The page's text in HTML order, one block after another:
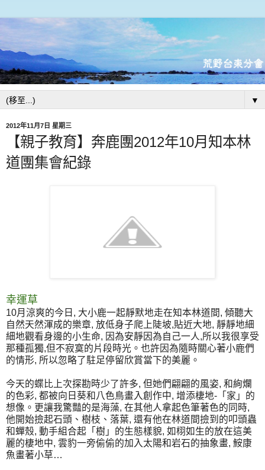
▼
2012年11月7日 星期三
【親子教育】奔鹿團2012年10月知本林
道團集會紀錄
幸運草
10月涼爽的今日, 大小鹿一起靜默地走在知本林道間, 傾聽大
自然天然渾成的樂章, 放低身子爬上陡坡,貼近大地, 靜靜地細
細地觀看身邊的小生命, 因為安靜因為自己一人,所以我很享受
那種孤獨,但不寂寞的片段時光。也許因為隨時關心著小鹿們
的情形, 所以忽略了駐足停留欣賞當下的美麗。
今天的蝶比上次探勘時少了許多, 但她們翩翩的風姿, 和絢爛
的色彩, 都被向日葵和八色鳥畫入創作中, 增添棲地-「家」的
想像。更讓我驚豔的是海藻, 在其他人拿起色筆著色的同時,
他開始撿起石頭、樹枝、落葉, 還有他在林道間撿到的叩頭蟲
和蟬殼, 動手組合起「樹」的生態樣貌, 如栩如生的放在這美
麗的棲地中, 雲豹一旁偷偷的加入太陽和岩石的抽象畫, 鮟康
魚畫著小草…